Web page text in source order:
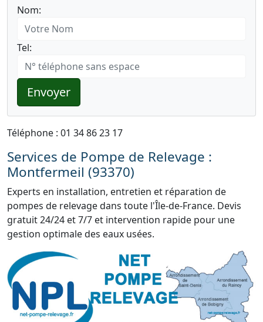
Nom:
Tel:
Envoyer
Téléphone : 01 34 86 23 17
Services de Pompe de Relevage :
Montfermeil (93370)
Experts en installation, entretien et réparation de
pompes de relevage dans toute l'Île-de-France. Devis
gratuit 24/24 et 7/7 et intervention rapide pour une
gestion optimale des eaux usées.